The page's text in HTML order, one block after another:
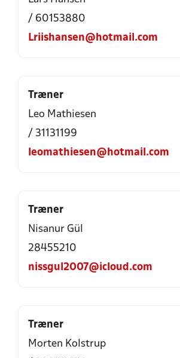
/ 60153880
Lriishansen@hotmail.com
Træner
Leo Mathiesen
/ 31131199
leomathiesen@hotmail.com
Træner
Nisanur Gül
28455210
nissgul2007@icloud.com
Træner
Morten Kolstrup